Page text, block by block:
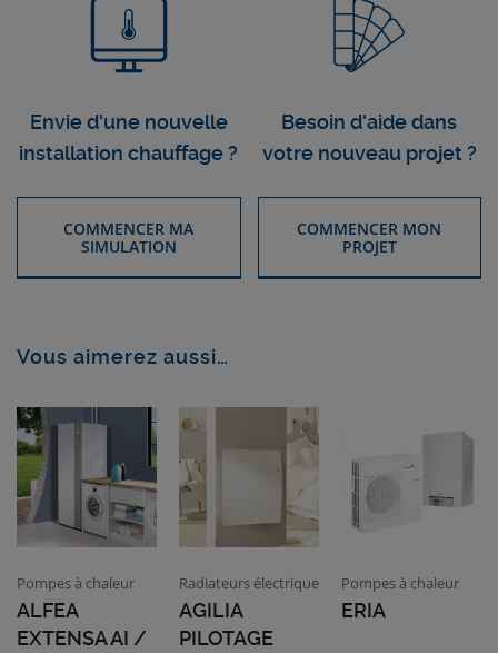
Envie d'une nouvelle
installation chauffage ?
COMMENCER MA
SIMULATION
Besoin d'aide dans
votre nouveau projet ?
COMMENCER MON
PROJET
Vous aimerez aussi…
Pompes à chaleur
ALFEA
EXTENSA AI /
Radiateurs électrique
AGILIA
PILOTAGE
Pompes à chaleur
ERIA